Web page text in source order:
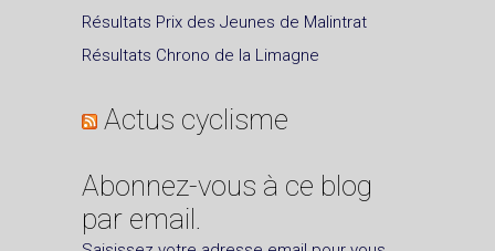
Résultats Prix des Jeunes de Malintrat
Résultats Chrono de la Limagne
Actus cyclisme
Abonnez-vous à ce blog
par email.